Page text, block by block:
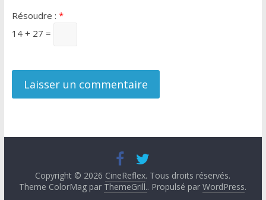
Résoudre : *
14 + 27 =
Copyright © 2026 CineReflex. Tous droits réservés.
Theme ColorMag par ThemeGrill.. Propulsé parWordPress.